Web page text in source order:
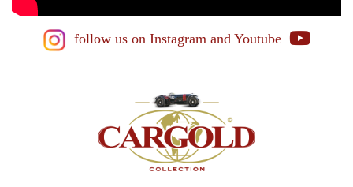
follow us on Instagram and Youtube